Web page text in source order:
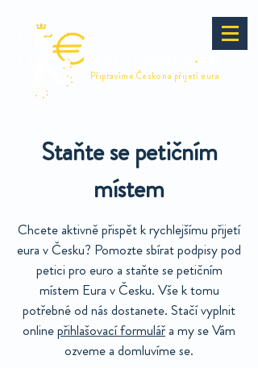
. eu
Připravíme Česko na přijetí eura
Staňte se petičním
místem
Chcete aktivně přispět k rychlejšímu přijetí
eura v Česku? Pomozte sbírat podpisy pod
petici pro euro a staňte se petičním
místem Eura v Česku. Vše k tomu
potřebné od nás dostanete. Stačí vyplnit
onlinepřihlašovací formulář a my se Vám
ozveme a domluvíme se.